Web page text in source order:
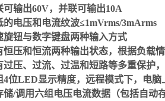
可输出60V，并联可输出10A
的电压和电流纹波≤1mVrms/3mArms
旋钮与数字键盘两种输入方式
恒压和恒流两种输出状态，根据负载
过压、过流、过温和短路等多重保护
4位LED显示精度，远程模式下，电脑
储/调用六组电压电流数据（包括自动